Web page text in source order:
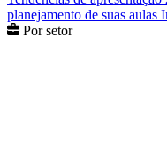
planejamento de suas aulas
Por setor